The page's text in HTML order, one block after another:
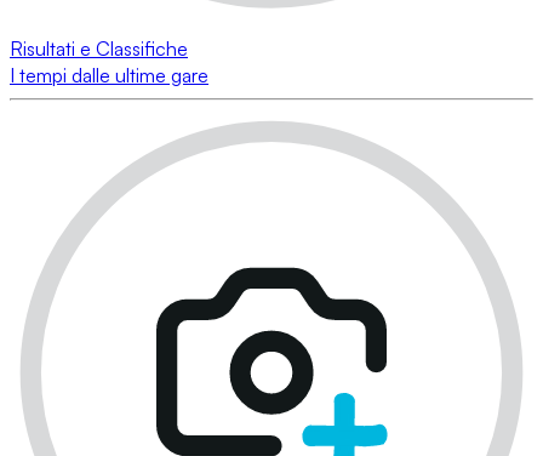
Risultati e Classifiche
I tempi dalle ultime gare